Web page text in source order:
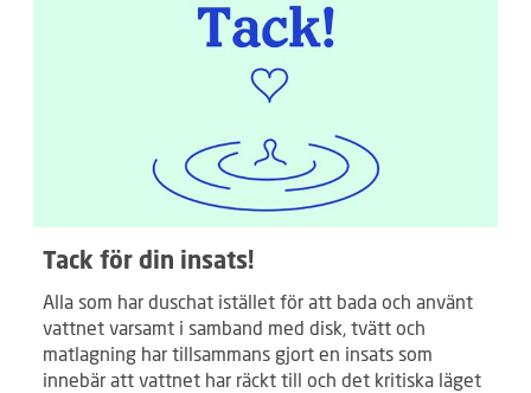
Tack för din insats!
Alla som har duschat istället för att bada och använt
vattnet varsamt i samband med disk, tvätt och
matlagning har tillsammans gjort en insats som
innebär att vattnet har räckt till och det kritiska läget